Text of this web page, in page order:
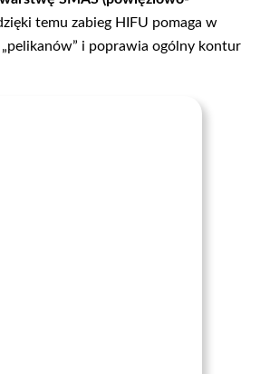
temu zabieg HIFU pomaga w
i poprawia ogólny kontur